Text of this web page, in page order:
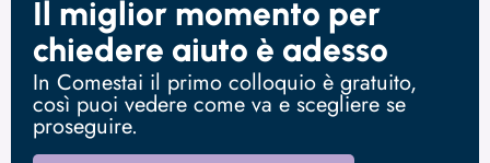
Il miglior momento per
chiedere aiuto è adesso
In Comestai il primo colloquio è gratuito,
così puoi vedere come va e scegliere se
proseguire.